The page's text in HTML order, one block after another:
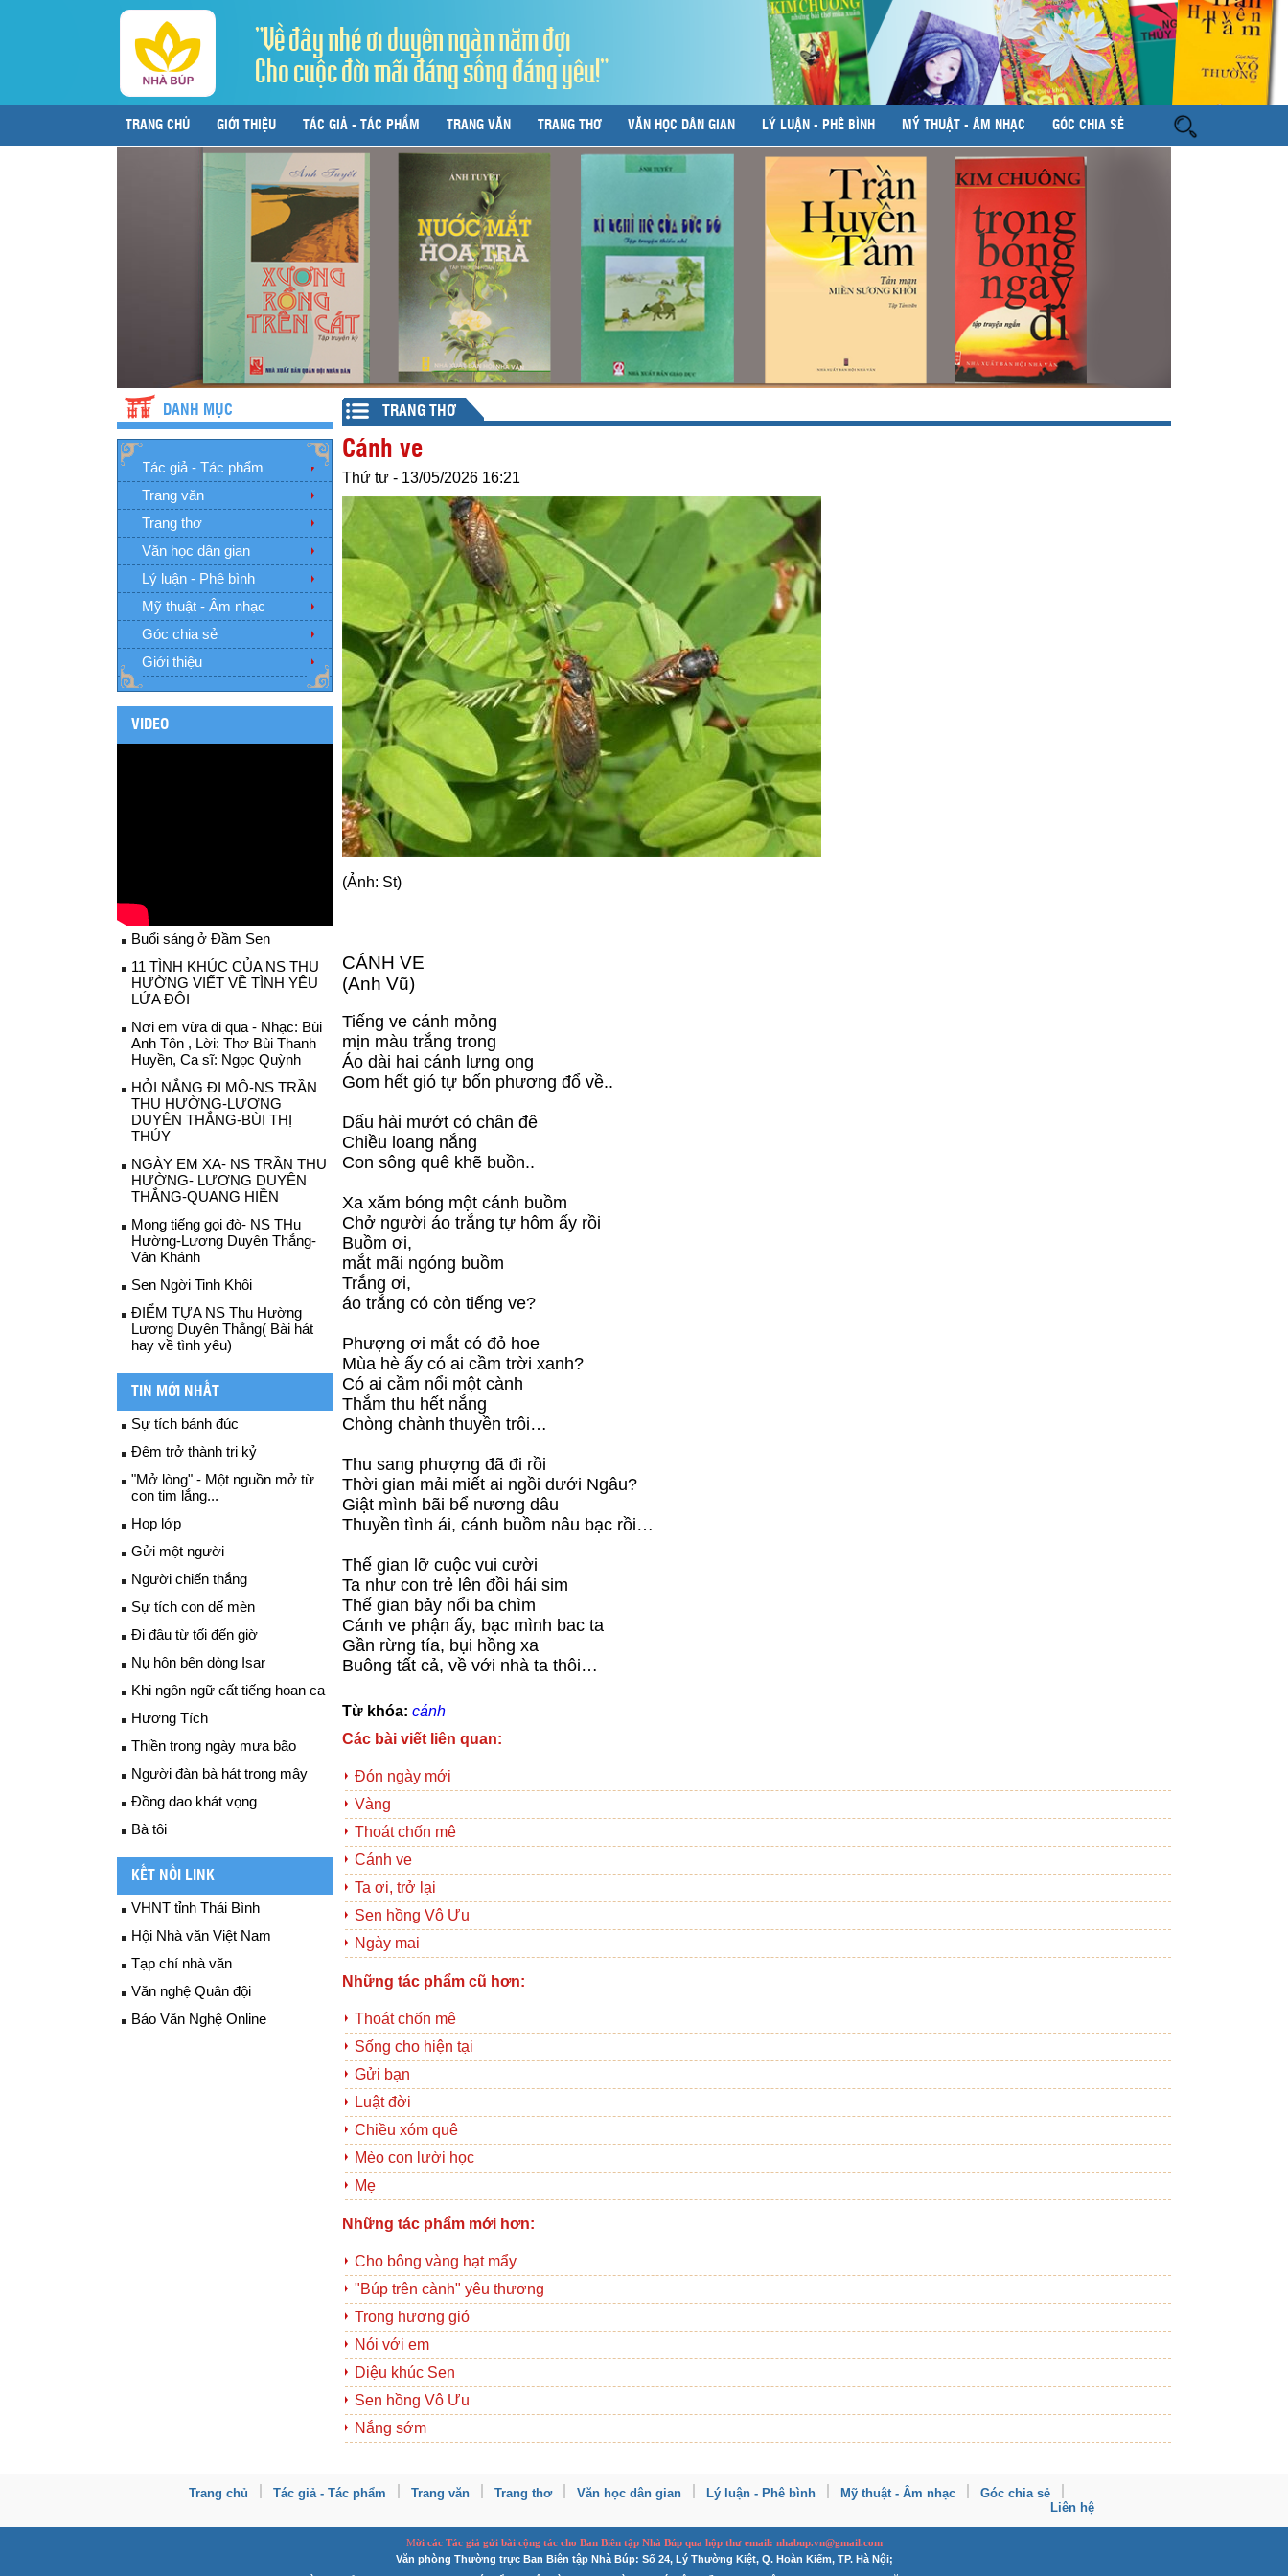
"Về đây nhé ơi duyên ngàn năm đợi
Cho cuộc đời mãi đáng sống đáng yêu!"
TRANG CHỦ GIỚI THIỆU TÁC GIẢ - TÁC PHẨM TRANG VĂN TRANG THƠ VĂN HỌC DÂN GIAN LÝ LUẬN - PHÊ BÌNH MỸ THUẬT - ÂM NHẠC GÓC CHIA SẺ
DANH MỤC
Tác giả - Tác phẩm
Trang văn
Trang thơ
Văn học dân gian
Lý luận - Phê bình
Mỹ thuật - Âm nhạc
Góc chia sẻ
Giới thiệu
VIDEO
Buổi sáng ở Đầm Sen
11 TÌNH KHÚC CỦA NS THU
HƯỜNG VIẾT VỀ TÌNH YÊU
LỨA ĐÔI
Nơi em vừa đi qua - Nhạc: Bùi
Anh Tôn , Lời: Thơ Bùi Thanh
Huyền, Ca sĩ: Ngọc Quỳnh
HỎI NẮNG ĐI MÔ-NS TRẦN
THU HƯỜNG-LƯƠNG
DUYÊN THẮNG-BÙI THỊ
THÚY
NGÀY EM XA- NS TRẦN THU
HƯỜNG- LƯƠNG DUYÊN
THẮNG-QUANG HIỀN
Mong tiếng gọi đò- NS THu
Hường-Lương Duyên Thắng-
Vân Khánh
Sen Ngời Tinh Khôi
ĐIỂM TỰA NS Thu Hường
Lương Duyên Thắng( Bài hát
hay về tình yêu)
TIN MỚI NHẤT
Sự tích bánh đúc
Đêm trở thành tri kỷ
"Mở lòng" - Một nguồn mở từ
con tim lắng...
Họp lớp
Gửi một người
Người chiến thắng
Sự tích con dế mèn
Đi đâu từ tối đến giờ
Nụ hôn bên dòng Isar
Khi ngôn ngữ cất tiếng hoan ca
Hương Tích
Thiền trong ngày mưa bão
Người đàn bà hát trong mây
Đồng dao khát vọng
Bà tôi
KẾT NỐI LINK
VHNT tỉnh Thái Bình
Hội Nhà văn Việt Nam
Tạp chí nhà văn
Văn nghệ Quân đội
Báo Văn Nghệ Online
TRANG THƠ
Cánh ve
Thứ tư - 13/05/2026 16:21
(Ảnh: St)
CÁNH VE
(Anh Vũ)
Tiếng ve cánh mỏng
mịn màu trắng trong
Áo dài hai cánh lưng ong
Gom hết gió tự bốn phương đổ về..
Dấu hài mướt cỏ chân đê
Chiều loang nắng
Con sông quê khẽ buồn..
Xa xăm bóng một cánh buồm
Chở người áo trắng tự hôm ấy rồi
Buồm ơi,
mắt mãi ngóng buồm
Trắng ơi,
áo trắng có còn tiếng ve?
Phượng ơi mắt có đỏ hoe
Mùa hè ấy có ai cầm trời xanh?
Có ai cầm nổi một cành
Thắm thu hết nắng
Chòng chành thuyền trôi…
Thu sang phượng đã đi rồi
Thời gian mải miết ai ngồi dưới Ngâu?
Giật mình bãi bể nương dâu
Thuyền tình ái, cánh buồm nâu bạc rồi…
Thế gian lỡ cuộc vui cười
Ta như con trẻ lên đồi hái sim
Thế gian bảy nổi ba chìm
Cánh ve phận ấy, bạc mình bac ta
Gần rừng tía, bụi hồng xa
Buông tất cả, về với nhà ta thôi…
Từ khóa: cánh
Các bài viết liên quan:
Đón ngày mới
Vàng
Thoát chốn mê
Cánh ve
Ta ơi, trở lại
Sen hồng Vô Ưu
Ngày mai
Những tác phẩm cũ hơn:
Thoát chốn mê
Sống cho hiện tại
Gửi bạn
Luật đời
Chiều xóm quê
Mèo con lười học
Mẹ
Những tác phẩm mới hơn:
Cho bông vàng hạt mẩy
"Búp trên cành" yêu thương
Trong hương gió
Nói với em
Diệu khúc Sen
Sen hồng Vô Ưu
Nắng sớm
Trang chủ Tác giả - Tác phẩm Trang văn Trang thơ Văn học dân gian Lý luận - Phê bình Mỹ thuật - Âm nhạc
Góc chia sẻ
Liên hệ
Mời các Tác giả gửi bài cộng táccho Ban Biên tập Nhà Búp qua hộp thư email: nhabup.vn@gmail.com
Văn phòng Thường trực Ban Biên tập Nhà Búp: Số 24, Lý Thường Kiệt, Q. Hoàn Kiếm, TP. Hà Nội;